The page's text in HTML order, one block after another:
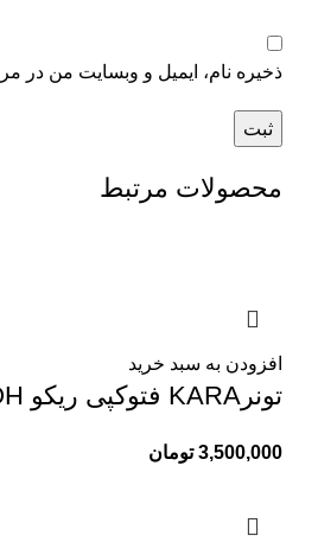
ذخیره نام، ایمیل و وبسایت من در
محصولات مرتبط
افزودن به سبد خرید
تونرKARA فتوکپی ریکو mp6001-7001-700-1060-1075RICOH
3,500,000 تومان